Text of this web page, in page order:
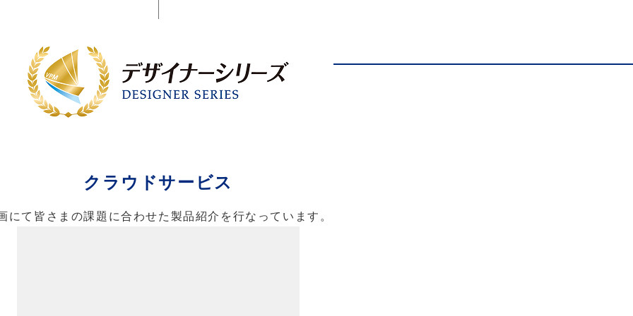
クラウドサービス
にて皆さまの課題に合わせた製品紹介を行なっています。